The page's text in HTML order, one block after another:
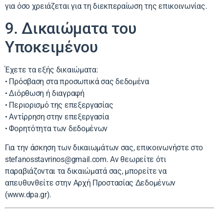
για όσο χρειάζεται για τη διεκπεραίωση της επικοινωνίας.
9. Δικαιώματα του
Υποκειμένου
Έχετε τα εξής δικαιώματα:
• Πρόσβαση στα προσωπικά σας δεδομένα
• Διόρθωση ή διαγραφή
• Περιορισμό της επεξεργασίας
• Αντίρρηση στην επεξεργασία
• Φορητότητα των δεδομένων
Για την άσκηση των δικαιωμάτων σας, επικοινωνήστε στο
stefanosstavrinos@gmail.com. Αν θεωρείτε ότι
παραβιάζονται τα δικαιώματά σας, μπορείτε να
απευθυνθείτε στην Αρχή Προστασίας Δεδομένων
(www.dpa.gr).